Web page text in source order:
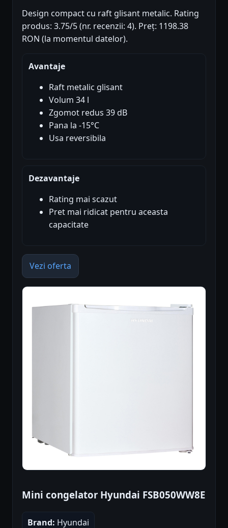
Design compact cu raft glisant metalic. Rating
produs: 3.75/5 (nr. recenzii: 4). Preț: 1198.38
RON (la momentul datelor).
Avantaje
Raft metalic glisant
Volum 34 l
Zgomot redus 39 dB
Pana la -15°C
Usa reversibila
Dezavantaje
Rating mai scazut
Pret mai ridicat pentru aceasta
capacitate
Vezi oferta
Mini congelator Hyundai FSB050WW8E
Brand: Hyundai